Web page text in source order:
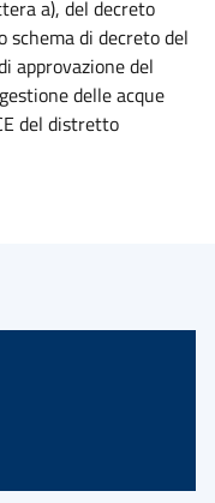
a), del decreto
di decreto del
approvazione del
delle acque
del distretto